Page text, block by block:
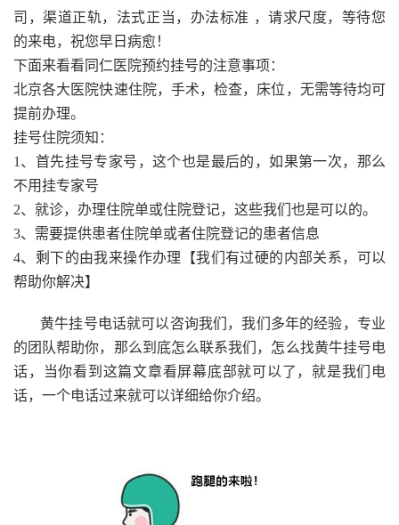
司，渠道正轨，法式正当，办法标准 ，请求尺度，等待您
的来电，祝您早日病愈！
下面来看看同仁医院预约挂号的注意事项：
北京各大医院快速住院，手术，检查，床位，无需等待均可
提前办理。
挂号住院须知：
1、首先挂号专家号，这个也是最后的，如果第一次，那么
不用挂专家号
2、就诊，办理住院单或住院登记，这些我们也是可以的。
3、需要提供患者住院单或者住院登记的患者信息
4、剩下的由我来操作办理【我们有过硬的内部关系，可以
帮助你解决】
黄牛挂号电话就可以咨询我们，我们多年的经验，专业
的团队帮助你，那么到底怎么联系我们，怎么找黄牛挂号电
话，当你看到这篇文章看屏幕底部就可以了，就是我们电
话，一个电话过来就可以详细给你介绍。